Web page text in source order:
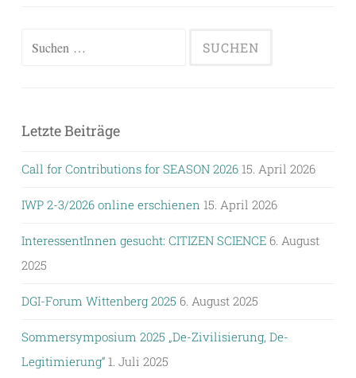
Suchen
Letzte Beiträge
Call for Contributions for SEASON 2026 15. April 2026
IWP 2-3/2026 online erschienen 15. April 2026
InteressentInnen gesucht: CITIZEN SCIENCE 6. August
2025
DGI-Forum Wittenberg 2025 6. August 2025
Sommersymposium 2025 „De-Zivilisierung, De-
Legitimierung“ 1. Juli 2025